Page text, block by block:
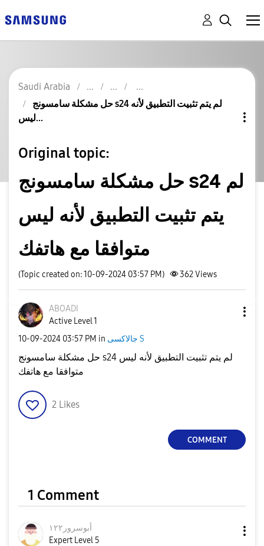
Saudi Arabia
حل مشكلة سامسونج s24 لم يتم تثبيت التطبيق لأنه
ليس...
Original topic:
حل مشكلة سامسونج s24 لم
يتم تثبيت التطبيق لأنه ليس
متوافقا مع هاتفك
(Topic created on: 10-09-2024 03:57 PM) 362Views
ABOADI
Active Level 1
‎10-09-2024 03:57 PM in جالاكسى S
حل مشكلة سامسونج s24 لم يتم تثبيت التطبيق لأنه ليس
متوافقا مع هاتفك
2 Likes
COMMENT
1 Comment
أبوسرور١٢٢
Expert Level 5